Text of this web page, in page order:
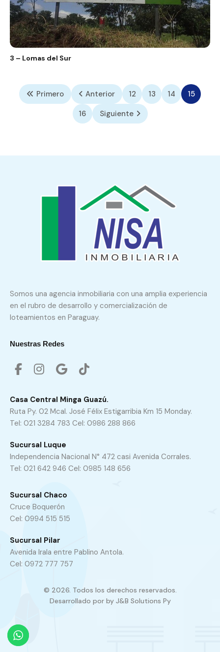
3 – Lomas del Sur
Primero Anterior 12 13 14
15
16
Siguiente
Somos una agencia inmobiliaria con una amplia experiencia
en el rubro de desarrollo y comercialización de
loteamientos en Paraguay.
Nuestras Redes
Casa Central Minga Guazú.
Ruta Py. 02 Mcal. José Félix Estigarribia Km 15 Monday.
Tel: 021 3284 783 Cel: 0986 288 866
Sucursal Luque
Independencia Nacional N° 472 casi Avenida Corrales.
Tel: 021 642 946 Cel: 0985 148 656
Sucursal Chaco
Cruce Boquerón
Cel: 0994 515 515
Sucursal Pilar
Avenida Irala entre Pablino Antola.
Cel: 0972 777 757
© 2026. Todos los derechos reservados.
Desarrollado por by J&B Solutions Py